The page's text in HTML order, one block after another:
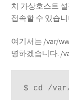
치 가상호스트
접속할 수 있습니
여기서는 /var/
명하겠습니다. /
$ cd /var/